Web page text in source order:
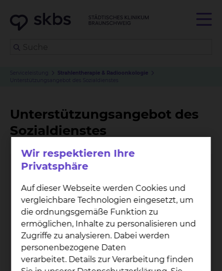
Serviceleistung
Strahlentherapie & Radioonkologie
Unterstützungsangebot des Sozialdienstes
Unterstützungsangebot des
Sozialdienstes
So­zi­al­dienst
mehr
Wir respektieren Ihre
Privatsphäre
Auf dieser Webseite werden Cookies und
vergleichbare Technologien eingesetzt, um
die ordnungsgemäße Funktion zu
ermöglichen, Inhalte zu personalisieren und
Zugriffe zu analysieren. Dabei werden
personenbezogene Daten
verarbeitet. Details zur Verarbeitung finden